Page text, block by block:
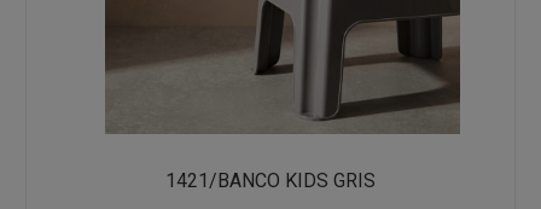
1421/BANCO KIDS GRIS